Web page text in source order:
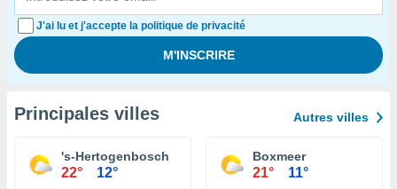
J'ai lu et j'accepte la politique de privacité
Principales villes Autres villes
's-Hertogenbosch
22° 12°
Boxmeer
21° 11°